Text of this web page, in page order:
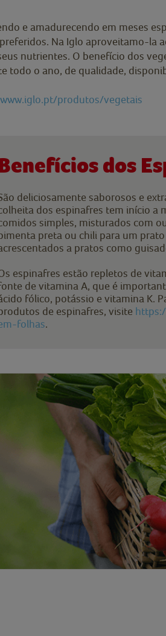
e amadurecendo em meses
Na Iglo aproveitamo-la
nutrientes. O benefício dos
todo o ano, de qualidade,
produtos/vegetais
dos
deliciosamente saborosos e
dos espinafres tem início a
simples, misturados com
preta ou chili para um
a pratos como
espinafres estão repletos de
de vitamina A, que é
fólico, potássio e vitamina K.
de espinafres, visite
folhas.